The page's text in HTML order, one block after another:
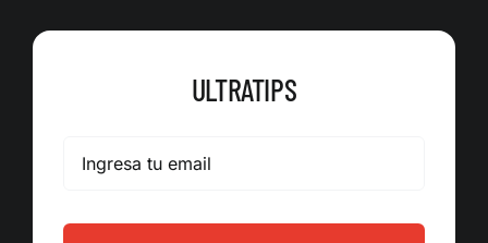
ULTRATIPS